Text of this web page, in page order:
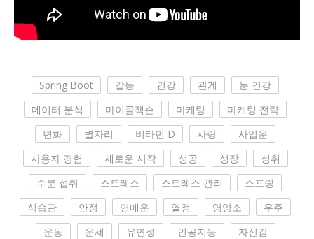
Spring Boot 갈등 건강 관계
눈 건강
데이터 분석
마이클잭슨 마케팅
마케팅 전략
변화
별자리 비타민 D 사랑
사업운
사용자 경험
새로운 시작 성공 성장
성취
수분 섭취
스트레스 스트레스 관리
스프링
식습관
안정 연애운 열정 영양소
우주
운동
운세 유연성 인공지능
자신감